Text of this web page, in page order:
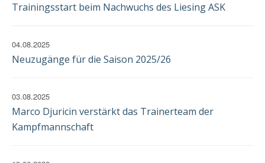
Trainingsstart beim Nachwuchs des Liesing ASK
04.08.2025
Neuzugänge für die Saison 2025/26
03.08.2025
Marco Djuricin verstärkt das Trainerteam der
Kampfmannschaft